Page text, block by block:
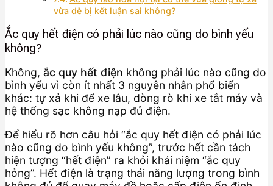
vừa dễ bị kết luận sai không?
Ắc quy hết điện có phải lúc nào cũng do bình yếu
không?
Không, ắc quy hết điện không phải lúc nào cũng do
bình yếu vì còn ít nhất 3 nguyên nhân phổ biến
khác: tự xả khi để xe lâu, dòng rò khi xe tắt máy và
hệ thống sạc không nạp đủ điện.
Để hiểu rõ hơn câu hỏi “ắc quy hết điện có phải lúc
nào cũng do bình yếu không”, trước hết cần tách
hiện tượng “hết điện” ra khỏi khái niệm “ắc quy
hỏng”. Hết điện là trạng thái năng lượng trong bình